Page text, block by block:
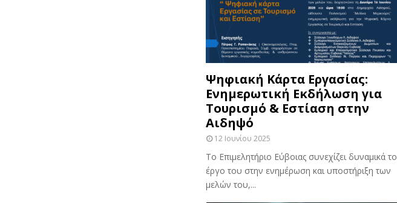
Ψηφιακή Κάρτα Εργασίας:
Ενημερωτική Εκδήλωση για
Τουρισμό & Εστίαση στην
Αιδηψό
12 Ιουνίου 2025
Το Επιμελητήριο Εύβοιας συνεχίζει δυναμικά το
έργο του στην ενημέρωση και υποστήριξη των
μελών του,...